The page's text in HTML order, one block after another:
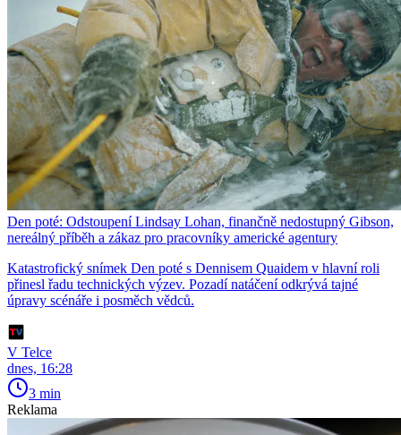
Den poté: Odstoupení Lindsay Lohan, finančně nedostupný Gibson,
nereálný příběh a zákaz pro pracovníky americké agentury
Katastrofický snímek Den poté s Dennisem Quaidem v hlavní roli
přinesl řadu technických výzev. Pozadí natáčení odkrývá tajné
úpravy scénáře i posměch vědců.
V Telce
dnes, 16:28
3 min
Reklama